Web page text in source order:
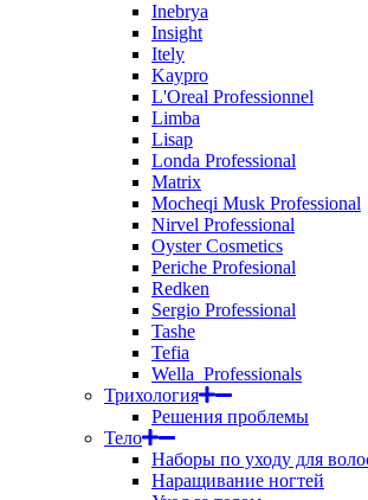
Inebrya
Insight
Itely
Kaypro
L'Oreal Professionnel
Limba
Lisap
Londa Professional
Matrix
Mocheqi Musk Professional
Nirvel Professional
Oyster Cosmetics
Periche Profesional
Redken
Sergio Professional
Tashe
Tefia
Wella_Professionals
Трихология
Решения проблемы
Тело
Наборы по уходу для
Наращивание ногтей